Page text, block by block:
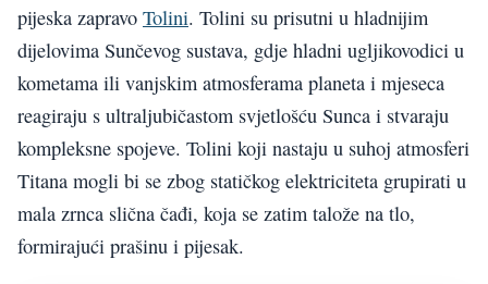
pijeska zapravo Tolini. Tolini su prisutni u hladnijim
dijelovima Sunčevog sustava, gdje hladni ugljikovodici u
kometama ili vanjskim atmosferama planeta i mjeseca
reagiraju s ultraljubičastom svjetlošću Sunca i stvaraju
kompleksne spojeve. Tolini koji nastaju u suhoj atmosferi
Titana mogli bi se zbog statičkog elektriciteta grupirati u
mala zrnca slična čađi, koja se zatim talože na tlo,
formirajući prašinu i pijesak.